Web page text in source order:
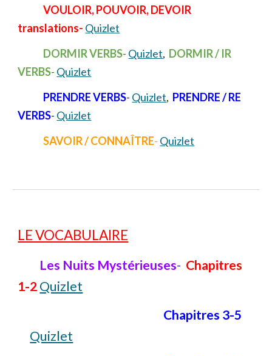
VOULOIR, POUVOIR, DEVOIR
translations- Quizlet
DORMIR VERBS- Quizlet, DORMIR / IR
VERBS- Quizlet
PRENDRE VERBS- Quizlet, PRENDRE / RE
VERBS- Quizlet
SAVOIR / CONNAÎTRE- Quizlet
LE VOCABULAIRE
Les Nuits Mystérieuses- Chapitres
1-2Quizlet
Chapitres 3-5
Quizlet